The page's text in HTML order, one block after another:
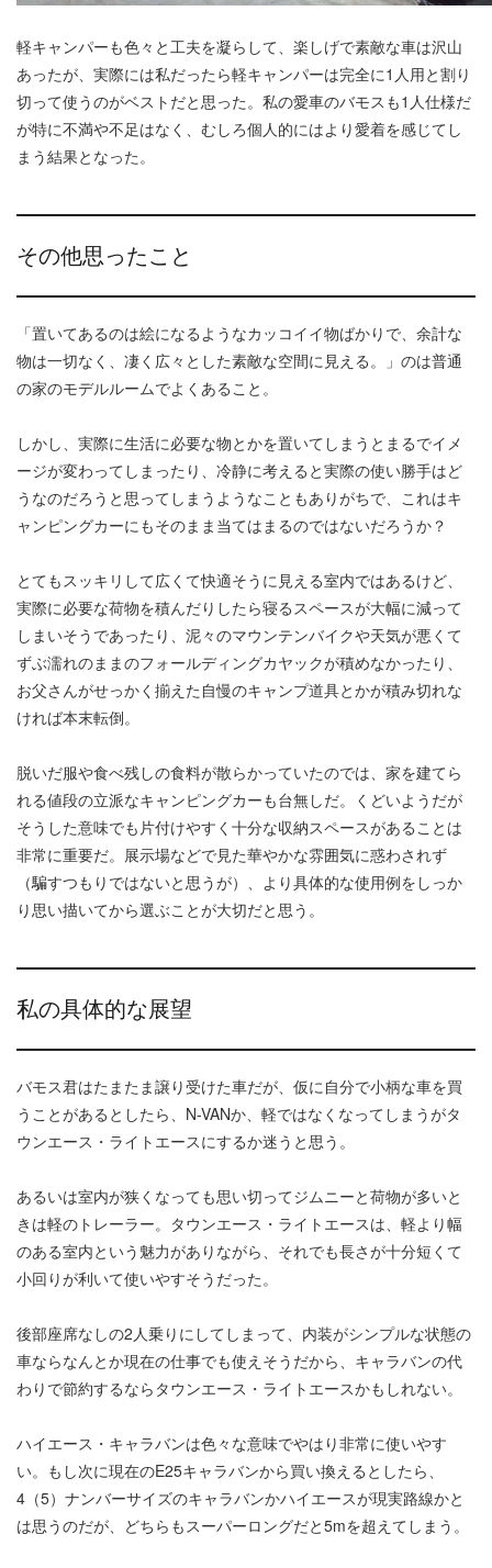
軽キャンパーも色々と工夫を凝らして、楽しげで素敵な車は沢山
あったが、実際には私だったら軽キャンパーは完全に1人用と割り
切って使うのがベストだと思った。私の愛車のバモスも1人仕様だ
が特に不満や不足はなく、むしろ個人的にはより愛着を感じてし
まう結果となった。
その他思ったこと
「置いてあるのは絵になるようなカッコイイ物ばかりで、余計な
物は一切なく、凄く広々とした素敵な空間に見える。」のは普通
の家のモデルルームでよくあること。
しかし、実際に生活に必要な物とかを置いてしまうとまるでイメ
ージが変わってしまったり、冷静に考えると実際の使い勝手はど
うなのだろうと思ってしまうようなこともありがちで、これはキ
ャンピングカーにもそのまま当てはまるのではないだろうか？
とてもスッキリして広くて快適そうに見える室内ではあるけど、
実際に必要な荷物を積んだりしたら寝るスペースが大幅に減って
しまいそうであったり、泥々のマウンテンバイクや天気が悪くて
ずぶ濡れのままのフォールディングカヤックが積めなかったり、
お父さんがせっかく揃えた自慢のキャンプ道具とかが積み切れな
ければ本末転倒。
脱いだ服や食べ残しの食料が散らかっていたのでは、家を建てら
れる値段の立派なキャンピングカーも台無しだ。くどいようだが
そうした意味でも片付けやすく十分な収納スペースがあることは
非常に重要だ。展示場などで見た華やかな雰囲気に惑わされず
（騙すつもりではないと思うが）、より具体的な使用例をしっか
り思い描いてから選ぶことが大切だと思う。
私の具体的な展望
バモス君はたまたま譲り受けた車だが、仮に自分で小柄な車を買
うことがあるとしたら、N-VANか、軽ではなくなってしまうがタ
ウンエース・ライトエースにするか迷うと思う。
あるいは室内が狭くなっても思い切ってジムニーと荷物が多いと
きは軽のトレーラー。タウンエース・ライトエースは、軽より幅
のある室内という魅力がありながら、それでも長さが十分短くて
小回りが利いて使いやすそうだった。
後部座席なしの2人乗りにしてしまって、内装がシンプルな状態の
車ならなんとか現在の仕事でも使えそうだから、キャラバンの代
わりで節約するならタウンエース・ライトエースかもしれない。
ハイエース・キャラバンは色々な意味でやはり非常に使いやす
い。もし次に現在のE25キャラバンから買い換えるとしたら、
4（5）ナンバーサイズのキャラバンかハイエースが現実路線かと
は思うのだが、どちらもスーパーロングだと5mを超えてしまう。